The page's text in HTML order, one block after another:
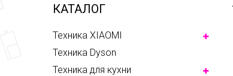
КАТАЛОГ
Техника XIAOMI
Техника Dyson
Техника для кухни